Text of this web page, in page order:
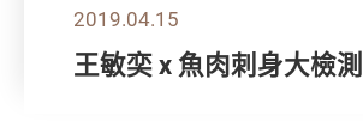
2019.04.15
王敏奕 x 魚肉刺身大檢測